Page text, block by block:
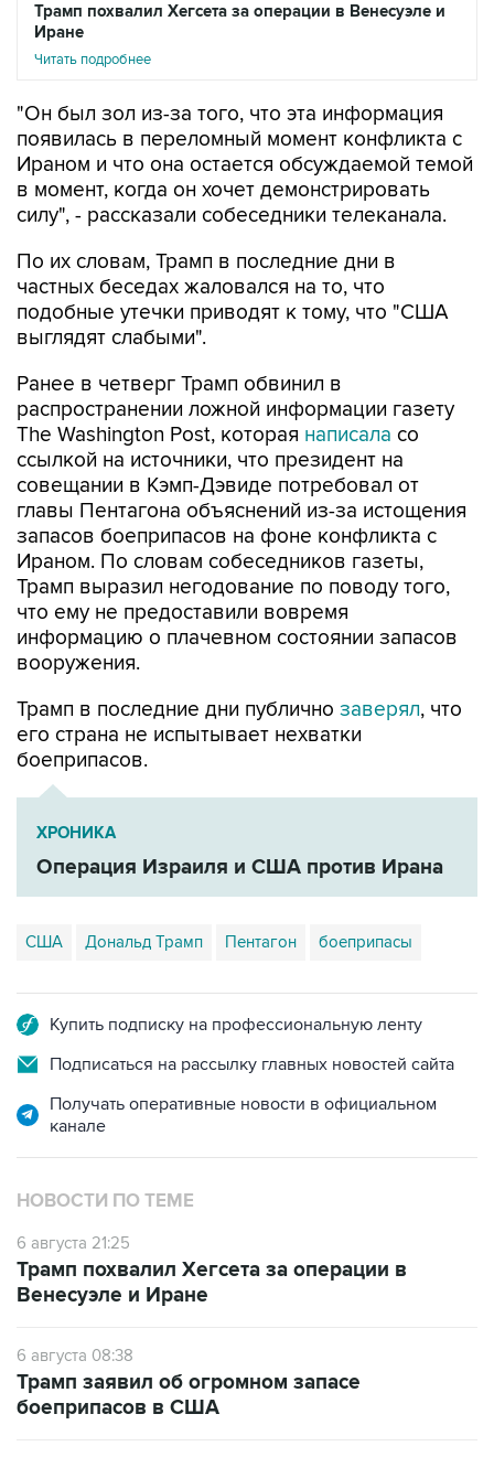
Трамп похвалил Хегсета за операции в Венесуэле и
Иране
Читать подробнее
"Он был зол из-за того, что эта информация
появилась в переломный момент конфликта с
Ираном и что она остается обсуждаемой темой
в момент, когда он хочет демонстрировать
силу", - рассказали собеседники телеканала.
По их словам, Трамп в последние дни в
частных беседах жаловался на то, что
подобные утечки приводят к тому, что "США
выглядят слабыми".
Ранее в четверг Трамп обвинил в
распространении ложной информации газету
The Washington Post, которая написала со
ссылкой на источники, что президент на
совещании в Кэмп-Дэвиде потребовал от
главы Пентагона объяснений из-за истощения
запасов боеприпасов на фоне конфликта с
Ираном. По словам собеседников газеты,
Трамп выразил негодование по поводу того,
что ему не предоставили вовремя
информацию о плачевном состоянии запасов
вооружения.
Трамп в последние дни публично заверял, что
его страна не испытывает нехватки
боеприпасов.
ХРОНИКА
Операция Израиля и США против Ирана
США Дональд Трамп Пентагон боеприпасы
Купить подписку на профессиональную ленту
Подписаться на рассылку главных новостей сайта
Получать оперативные новости в официальном
канале
НОВОСТИ ПО ТЕМЕ
6 августа 21:25
Трамп похвалил Хегсета за операции в
Венесуэле и Иране
6 августа 08:38
Трамп заявил об огромном запасе
боеприпасов в США